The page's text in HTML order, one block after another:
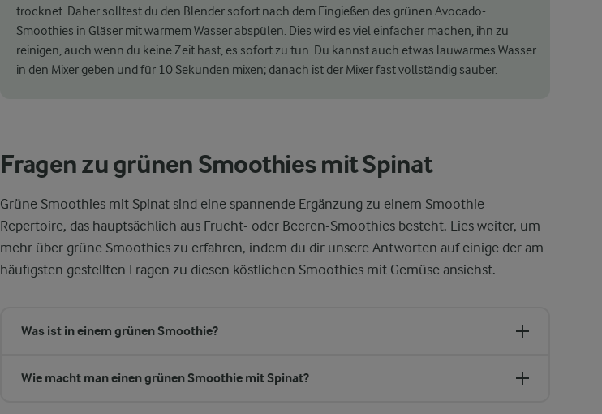
trocknet. Daher solltest du den Blender sofort nach dem Eingießen des grünen Avocado-
Smoothies in Gläser mit warmem Wasser abspülen. Dies wird es viel einfacher machen, ihn zu
reinigen, auch wenn du keine Zeit hast, es sofort zu tun. Du kannst auch etwas lauwarmes Wasser
in den Mixer geben und für 10 Sekunden mixen; danach ist der Mixer fast vollständig sauber.
Fragen zu grünen Smoothies mit Spinat
Grüne Smoothies mit Spinat sind eine spannende Ergänzung zu einem Smoothie-
Repertoire, das hauptsächlich aus Frucht- oder Beeren-Smoothies besteht. Lies weiter, um
mehr über grüne Smoothies zu erfahren, indem du dir unsere Antworten auf einige der am
häufigsten gestellten Fragen zu diesen köstlichen Smoothies mit Gemüse ansiehst.
Was ist in einem grünen Smoothie?
Wie macht man einen grünen Smoothie mit Spinat?